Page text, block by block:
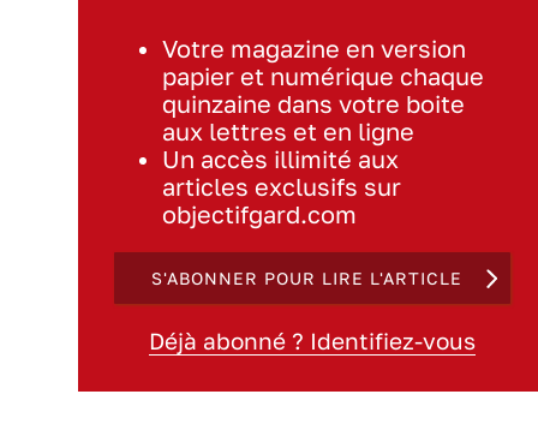
Votre magazine en version
papier et numérique chaque
quinzaine dans votre boite
aux lettres et en ligne
Un accès illimité aux
articles exclusifs sur
objectifgard.com
S'ABONNER POUR LIRE L'ARTICLE
Déjà abonné ? Identifiez-vous